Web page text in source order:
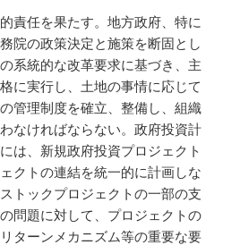
責任を果たす。地方政府、特に
院の政策決定と施策を断固とし
系統的な改革要求に基づき、主
に実行し、土地の事情に応じて
管理制度を確立、整備し、組織
なければならない。政府投資計
は、新規政府投資プロジェクト
クトの連結を統一的に計画しな
トックプロジェクトの一部の支
問題に対して、プロジェクトの
ターンメカニズム等の重要な要